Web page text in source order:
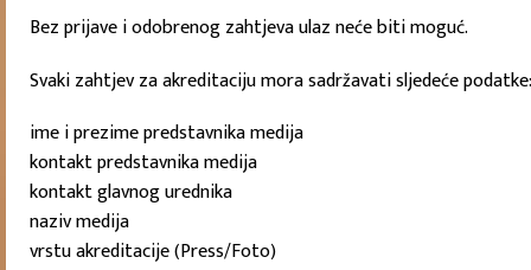
Bez prijave i odobrenog zahtjeva ulaz neće biti moguć.
Svaki zahtjev za akreditaciju mora sadržavati sljedeće podatke:
ime i prezime predstavnika medija
kontakt predstavnika medija
kontakt glavnog urednika
naziv medija
vrstu akreditacije (Press/Foto)